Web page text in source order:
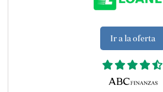
Ir a la oferta